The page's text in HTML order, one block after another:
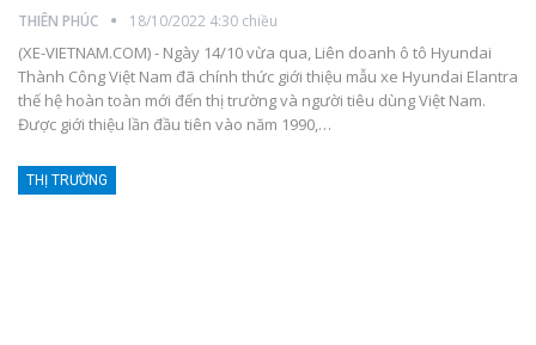
THIÊN PHÚC 18/10/2022 4:30 chiều
(XE-VIETNAM.COM) - Ngày 14/10 vừa qua, Liên doanh ô tô Hyundai
Thành Công Việt Nam đã chính thức giới thiệu mẫu xe Hyundai Elantra
thế hệ hoàn toàn mới đến thị trường và người tiêu dùng Việt Nam.
Được giới thiệu lần đầu tiên vào năm 1990,…
THỊ TRƯỜNG